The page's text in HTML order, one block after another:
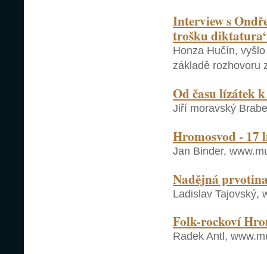
Interview s
trošku
Honza Hučín,
základě rozhovoru
Od času lízátek
Jiří moravský
Hromosvod - 17
Jan Binder,
Nadějná
Ladislav Tajovský,
Folk-rockoví
Radek Antl,